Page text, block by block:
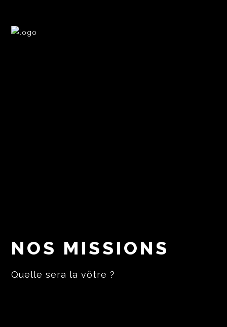
NOS MISSIONS
Quelle sera la vôtre ?